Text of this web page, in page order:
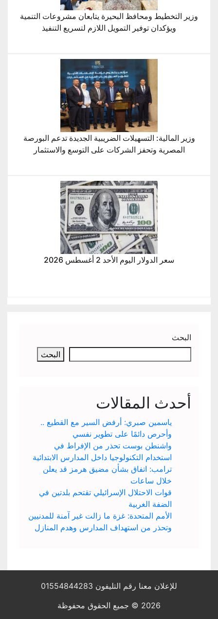
وزير التخطيط ومحافظ البحيرة يتابعان مشروعات التنمية
ويؤكدان توفير التمويل اللازم لتسريع التنفيذ
وزير المالية: التسهيلات الضريبية الجديدة تدعم البورصة
المصرية وتحفز الشركات على التوسع والاستثمار
سعر الدولار اليوم الأحد 2 أغسطس 2026
البحث
البحث
أحدث المقالات
ياسمين صبري: أرفض السير مع القطيع ..
وأحرص دائمًا على تطوير نفسي
واشنطن بوست تحذر من الإفراط في
استخدام التكنولوجيا داخل المدارس الابتدائية
ترامب: اتفاق بشأن مضيق هرمز قد يعلن
خلال ساعات
قوات الاحتلال الإسرائيلي تقتحم بلدتين في
الضفة الغربية
الأمم المتحدة: غزة ما زالت غير آمنة للمدنيين
وتحذر من استهداف المدارس وهدم المنازل
للإعلان معنا رقم التليفون 01554844283
2026 © جميع الحقوق محفوظة